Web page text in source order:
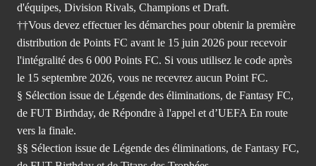
d'équipes, Division Rivals, Champions et Draft.
††Vous devez effectuer les démarches pour obtenir la première
distribution de Points FC avant le 15 juin 2026 pour recevoir
l'intégralité des 6 000 Points FC. Si vous utilisez le code après
le 15 septembre 2026, vous ne recevrez aucun Point FC.
§ Sélection issue de Légende des éliminations, de Fantasy FC,
de FUT Birthday, de Répondre à l'appel et d’UEFA En route
vers la finale.
§§ Sélection issue de Légende des éliminations, de Fantasy FC,